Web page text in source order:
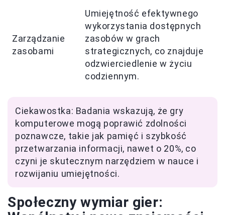
Zarządzanie
zasobami
Umiejętność efektywnego
wykorzystania dostępnych
zasobów w grach
strategicznych, co znajduje
odzwierciedlenie w życiu
codziennym.
Ciekawostka: Badania wskazują, że gry
komputerowe mogą poprawić zdolności
poznawcze, takie jak pamięć i szybkość
przetwarzania informacji, nawet o 20%, co
czyni je skutecznym narzędziem w nauce i
rozwijaniu umiejętności.
Społeczny wymiar gier: